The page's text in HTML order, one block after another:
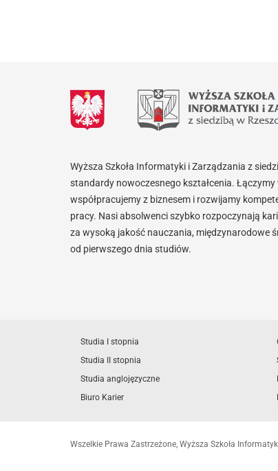
Wyższa Szkoła Informatyki i Zarządzania z
standardy nowoczesnego kształcenia.
współpracujemy z biznesem i rozwijamy
pracy. Nasi absolwenci szybko rozpoczynają
za wysoką jakość nauczania, międzynarodowe
od pierwszego dnia studiów.
Studia I stopnia
Studia II stopnia
Studia anglojęzyczne
Biuro Karier
Wszelkie Prawa Zastrzeżone, Wyższa Szkoła